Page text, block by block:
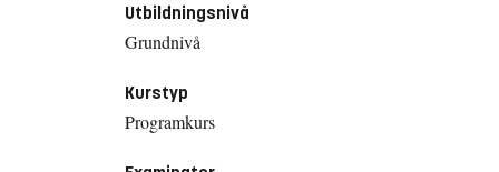
Utbildningsnivå
Grundnivå
Kurstyp
Programkurs